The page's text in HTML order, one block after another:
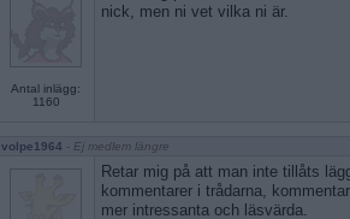
Antal inlägg:
1160
nick, men ni vet vilka ni är.
volpe1964 - Ej medlem längre
Retar mig på att man inte tillåts
kommentarer i trådarna,
mer intressanta och läsvärda.